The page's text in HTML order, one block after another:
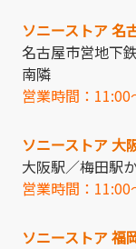
ソニーストア 名
名古屋市営地下
南隣
営業時間：11:00
ソニーストア 大
大阪駅／梅田駅
営業時間：11:00
ソニーストア 福